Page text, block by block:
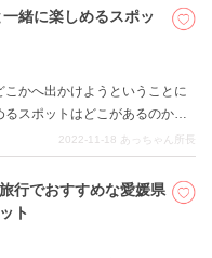
うにないとなると、行きたか
定を変更せざるを得ないでしょ
。
緒に楽しめるスポッ
かへ出かけようということに
るスポットはどこがあるのか悩
ここでは親子で楽しめる関西エ
介いたします。
2022-11-18 あっちゃん所長
行でおすすめな愛媛県
ト